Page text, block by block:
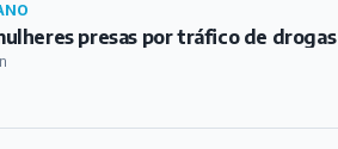
presas por tráfico de